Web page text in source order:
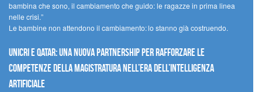
bambina che sono, il cambiamento che guido: le ragazze in prima linea
nelle crisi.”
Le bambine non attendono il cambiamento: lo stanno già costruendo.
UNICRI e Qatar: una nuova partnership per rafforzare le
competenze della magistratura nell’era dell’intelligenza
artificiale